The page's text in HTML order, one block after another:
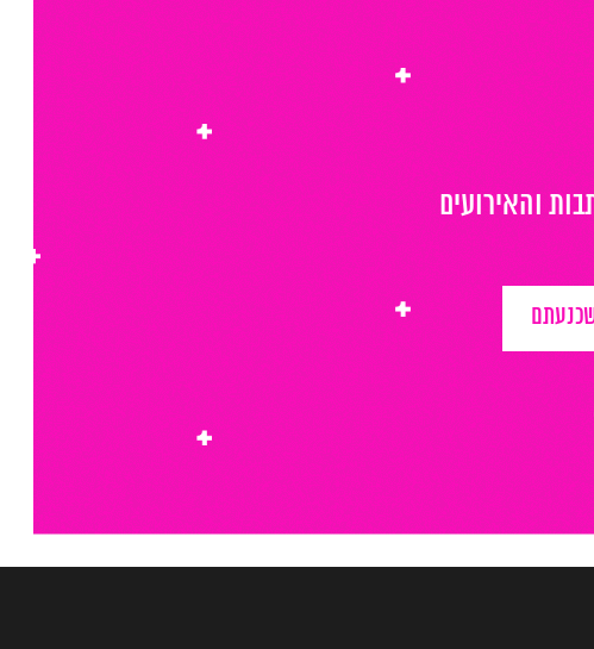
והאירועים